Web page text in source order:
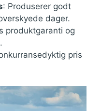
: Produserer godt
dager.
produktgaranti og
pris